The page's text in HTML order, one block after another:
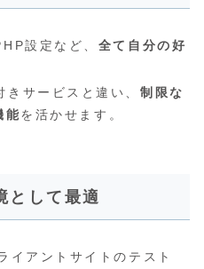
設定など、 全て自分の好
サービスと違い、 制限な
能を活かせます。
として最適
イアントサイトのテスト